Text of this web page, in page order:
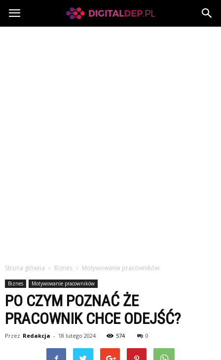
Digitaldep.pl
Strona główna Biznes Motywowanie pracowników
Biznes Motywowanie pracowników
PO CZYM POZNAĆ ŻE
PRACOWNIK CHCE ODEJŚĆ?
Przez Redakcja - 18 lutego 2024 574 0